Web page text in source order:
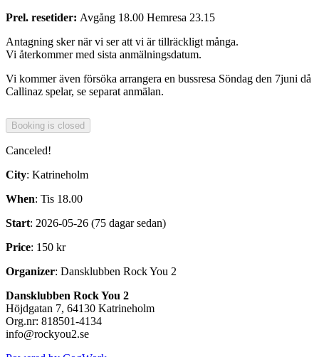
Prel. resetider: Avgång 18.00 Hemresa 23.15
Antagning sker när vi ser att vi är tillräckligt många.
Vi återkommer med sista anmälningsdatum.
Vi kommer även försöka arrangera en bussresa Söndag den 7juni då
Callinaz spelar, se separat anmälan.
Canceled!
City: Katrineholm
When: Tis 18.00
Start: 2026-05-26 (75 dagar sedan)
Price: 150 kr
Organizer: Dansklubben Rock You 2
Dansklubben Rock You 2
Höjdgatan 7, 64130 Katrineholm
Org.nr: 818501-4134
info@rockyou2.se